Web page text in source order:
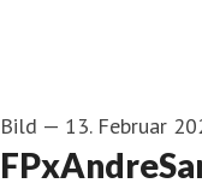
Bild — 13. Februar